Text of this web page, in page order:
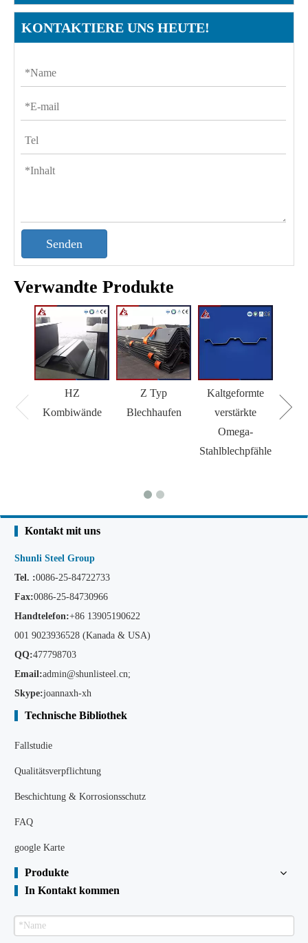
KONTAKTIERE UNS HEUTE!
Senden
Verwandte Produkte
HZ
Kombiwände
Z Typ
Blechhaufen
Kaltgeformte
verstärkte
Omega-
Stahlblechpfähle
Kontakt mit uns
Shunli Steel Group
Tel. :0086-25-84722733
Fax:0086-25-84730966
Handtelefon:+86 13905190622
001 9023936528 (Kanada & USA)
QQ:477798703
Email:admin@shunlisteel.cn;
Skype:joannaxh-xh
Technische Bibliothek
Fallstudie
Qualitätsverpflichtung
Beschichtung & Korrosionsschutz
FAQ
google Karte
Produkte
In Kontakt kommen